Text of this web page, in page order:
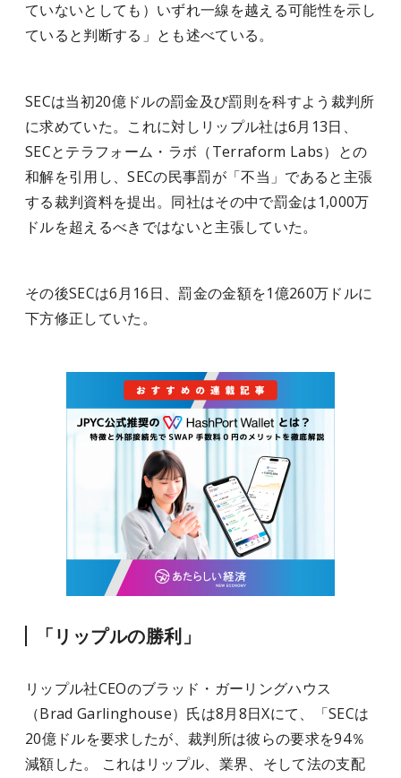
ていないとしても）いずれ一線を越える可能性を示し
ていると判断する」とも述べている。
SECは当初20億ドルの罰金及び罰則を科すよう裁判所
に求めていた。これに対しリップル社は6月13日、
SECとテラフォーム・ラボ（Terraform Labs）との
和解を引用し、SECの民事罰が「不当」であると主張
する裁判資料を提出。同社はその中で罰金は1,000万
ドルを超えるべきではないと主張していた。
その後SECは6月16日、罰金の金額を1億260万ドルに
下方修正していた。
「リップルの勝利」
リップル社CEOのブラッド・ガーリングハウス
（Brad Garlinghouse）氏は8月8日Xにて、「SECは
20億ドルを要求したが、裁判所は彼らの要求を94％
減額した。 これはリップル、業界、そして法の支配